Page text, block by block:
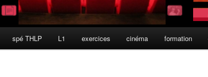
spé THLP L1 exercices cinéma formation